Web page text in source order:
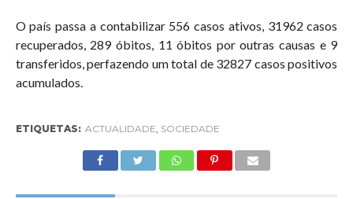
O país passa a contabilizar 556 casos ativos, 31962 casos
recuperados, 289 óbitos, 11 óbitos por outras causas e 9
transferidos, perfazendo um total de 32827 casos positivos
acumulados.
ETIQUETAS: ACTUALIDADE, SOCIEDADE